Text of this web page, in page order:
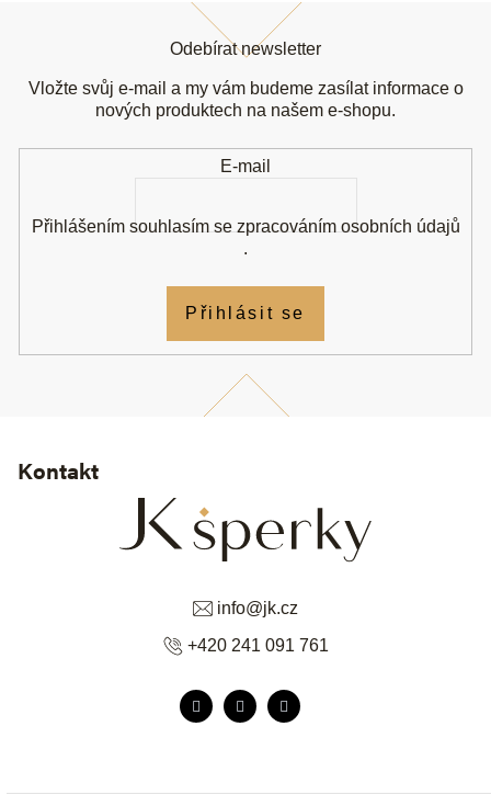
Kontakt
info@jk.cz
+420 241 091 761
Odebírat newsletter
Vložte svůj e-mail a my vám budeme zasílat informace o
nových produktech na našem e-shopu.
E-mail
Přihlášením souhlasím se zpracováním osobních údajů
.
Přihlásit se